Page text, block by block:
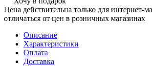
Цена действительна только для интернет-
отличаться от цен в розничных магазинах
Описание
Характеристики
Оплата
Доставка